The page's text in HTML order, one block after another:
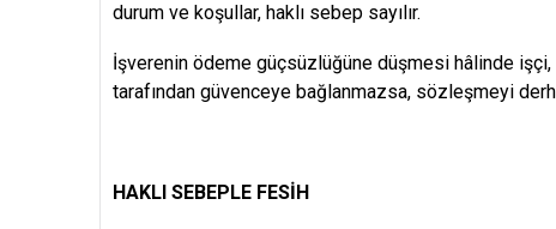
durum ve koşullar, haklı sebep sayılır.
İşverenin ödeme güçsüzlüğüne düşmesi hâlinde
tarafından güvenceye bağlanmazsa, sözleşmeyi
HAKLI SEBEPLE FESİH